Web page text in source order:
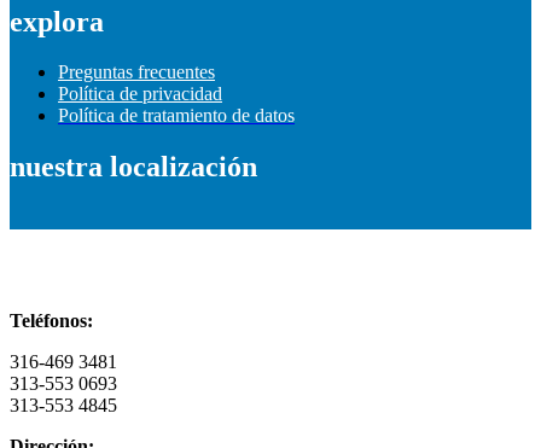
explora
Preguntas frecuentes
Política de privacidad
Política de tratamiento de datos
nuestra localización
Teléfonos:
316-469 3481
313-553 0693
313-553 4845